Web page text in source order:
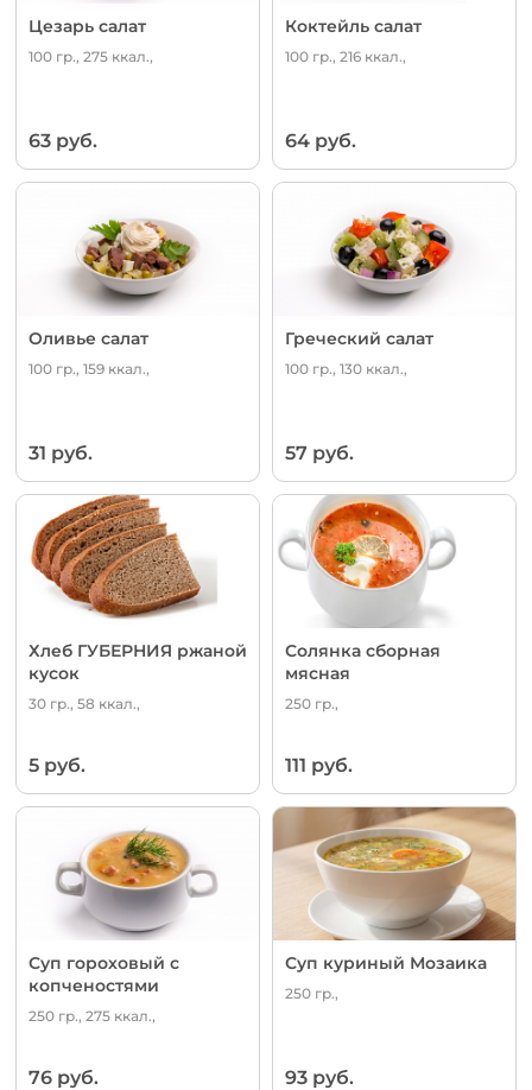
Цезарь салат
100 гр., 275 ккал.,
63 руб.
Коктейль салат
100 гр., 216 ккал.,
64 руб.
Оливье салат
100 гр., 159 ккал.,
31 руб.
Греческий салат
100 гр., 130 ккал.,
57 руб.
Хлеб ГУБЕРНИЯ ржаной
кусок
30 гр., 58 ккал.,
5 руб.
Солянка сборная
мясная
250 гр.,
111 руб.
Суп гороховый с
копченостями
250 гр., 275 ккал.,
76 руб.
Суп куриный Мозаика
250 гр.,
93 руб.